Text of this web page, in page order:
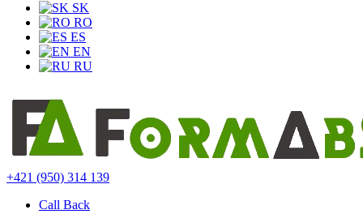
SK
RO
ES
EN
RU
+421 (950) 314 139
Call Back